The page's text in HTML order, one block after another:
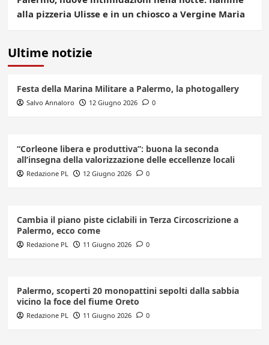
alla pizzeria Ulisse e in un chiosco a Vergine Maria
Ultime notizie
Festa della Marina Militare a Palermo, la photogallery
Salvo Annaloro 12 Giugno 2026 0
“Corleone libera e produttiva”: buona la seconda
all’insegna della valorizzazione delle eccellenze locali
Redazione PL 12 Giugno 2026 0
Cambia il piano piste ciclabili in Terza Circoscrizione a
Palermo, ecco come
Redazione PL 11 Giugno 2026 0
Palermo, scoperti 20 monopattini sepolti dalla sabbia
vicino la foce del fiume Oreto
Redazione PL 11 Giugno 2026 0